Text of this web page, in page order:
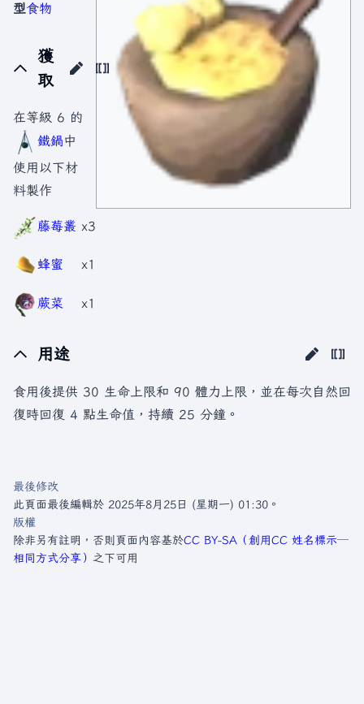
型食物
獲
取
在等級 6 的
鐵鍋中
使用以下材
料製作
藤莓叢 x3
蜂蜜 x1
蕨菜 x1
用途
食用後提供 30 生命上限和 90 體力上限，並在每次自然回
復時回復 4 點生命值，持續 25 分鐘。
最後修改
此頁面最後編輯於 2025年8月25日 (星期一) 01:30。
版權
除非另有註明，否則頁面內容基於CC BY-SA（創用CC 姓名標示─
相同方式分享） 之下可用